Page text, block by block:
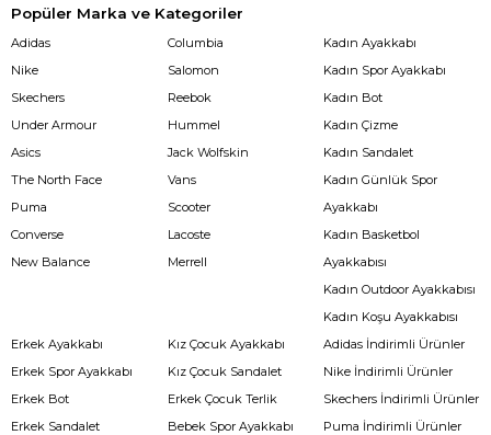
Popüler Marka ve Kategoriler
Adidas
Nike
Skechers
Under Armour
Asics
The North Face
Puma
Converse
New Balance
Columbia
Salomon
Reebok
Hummel
Jack Wolfskin
Vans
Scooter
Lacoste
Merrell
Kadın Ayakkabı
Kadın Spor Ayakkabı
Kadın Bot
Kadın Çizme
Kadın Sandalet
Kadın Günlük Spor
Ayakkabı
Kadın Basketbol
Ayakkabısı
Kadın Outdoor Ayakkabısı
Kadın Koşu Ayakkabısı
Erkek Ayakkabı
Erkek Spor Ayakkabı
Erkek Bot
Erkek Sandalet
Kız Çocuk Ayakkabı
Kız Çocuk Sandalet
Erkek Çocuk Terlik
Bebek Spor Ayakkabı
Adidas İndirimli Ürünler
Nike İndirimli Ürünler
Skechers İndirimli Ürünler
Puma İndirimli Ürünler